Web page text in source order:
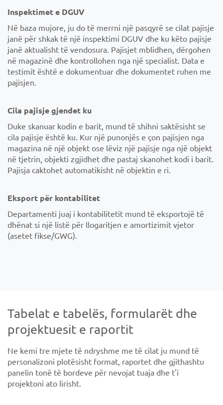
Inspektimet e DGUV
Në baza mujore, ju do të merrni një pasqyrë se cilat pajisje
janë për shkak të një inspektimi DGUV dhe ku këto pajisje
janë aktualisht të vendosura. Pajisjet mblidhen, dërgohen
në magazinë dhe kontrollohen nga një specialist. Data e
testimit është e dokumentuar dhe dokumentet ruhen me
pajisjen.
Cila pajisje gjendet ku
Duke skanuar kodin e barit, mund të shihni saktësisht se
cila pajisje është ku. Kur një punonjës e çon pajisjen nga
magazina në një objekt ose lëviz një pajisje nga një objekt
në tjetrin, objekti zgjidhet dhe pastaj skanohet kodi i barit.
Pajisja caktohet automatikisht në objektin e ri.
Eksport për kontabilitet
Departamenti juaj i kontabilitetit mund të eksportojë të
dhënat si një listë për llogaritjen e amortizimit vjetor
(asetet fikse/GWG).
Tabelat e tabelës, formularët dhe
projektuesit e raportit
Ne kemi tre mjete të ndryshme me të cilat ju mund të
personalizoni plotësisht format, raportet dhe gjithashtu
panelin tonë të bordeve për nevojat tuaja dhe t'i
projektoni ato lirisht.